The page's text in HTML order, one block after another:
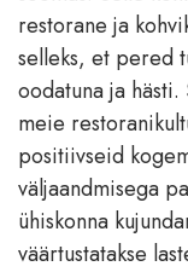
restorane ja
selleks, et pered
oodatuna ja
meie
positiivseid
väljaandmisega
ühiskonna
väärtustatakse